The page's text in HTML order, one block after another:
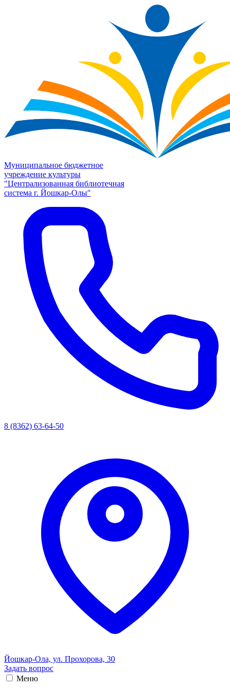
Муниципальное бюджетное
учреждение культуры
"Централизованная библиотечная
система г. Йошкар-Олы"
8 (8362) 63-64-50
Йошкар-Ола, ул. Прохорова, 30
Задать вопрос
Меню